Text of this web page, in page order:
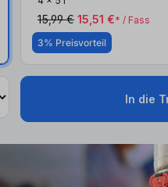
15,99 € 15,51 €* / Fass
3% Preisvorteil
In die